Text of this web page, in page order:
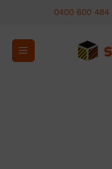
content
0400 600 484